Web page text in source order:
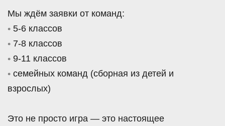
Мы ждём заявки от команд:
◦ 5-6 классов
◦ 7-8 классов
◦ 9-11 классов
◦ семейных команд (сборная из детей и
взрослых)
Это не просто игра — это настоящее